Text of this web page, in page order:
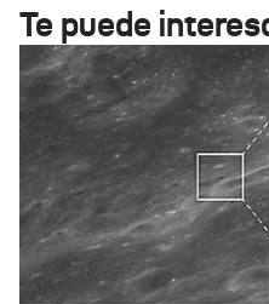
Te puede